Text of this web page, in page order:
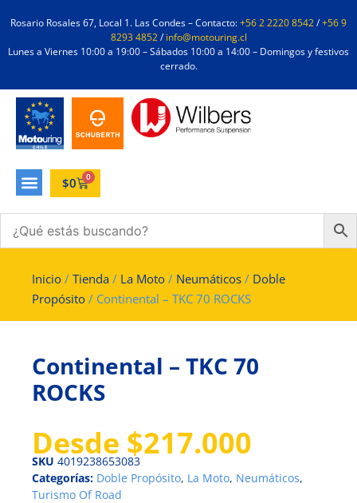
Rosario Rosales 67, Local 1. Las Condes – Contacto:+56 2 2220 8542/+56 9
8293 4852/info@motouring.cl
Lunes a Viernes 10:00 a 19:00 – Sábados 10:00 a 14:00 – Domingos y festivos
cerrado.
$0 0
Inicio / Tienda / La Moto / Neumáticos / Doble
Propósito / Continental – TKC 70 ROCKS
Continental – TKC 70
ROCKS
Desde $217.000
SKU 4019238653083
Categorías: Doble Propósito, La Moto, Neumáticos,
Turismo Of Road